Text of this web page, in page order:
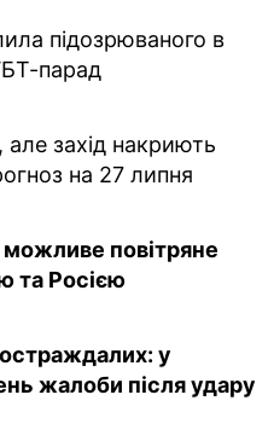
підозрюваного в
парад
але захід накриють
на 27 липня
повітряне
та Росією
у
жалоби після удару